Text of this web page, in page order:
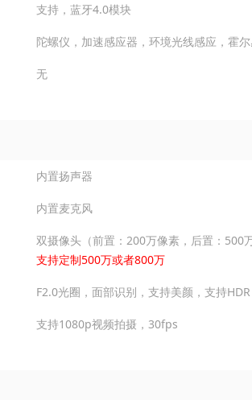
支持，蓝牙4.0模块
陀螺仪，加速感应器，环境光线感应，霍
无
内置扬声器
内置麦克风
双摄像头（前置：200万像素，后置：500
支持定制500万或者800万
F2.0光圈，面部识别，支持美颜，支持HDR
支持1080p视频拍摄，30fps